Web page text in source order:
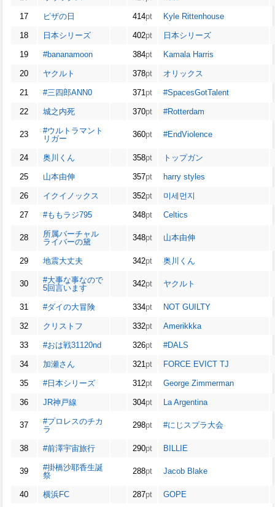
17 ピザの日 414pt Kyle Rittenhouse
18 日本シリーズ 402pt 日本シリーズ
19 #bananamoon 384pt Kamala Harris
20 ヤクルト 378pt オリックス
21 #三四郎ANN0 371pt #SpacesGotTalent
22 城之内死 370pt #Rotterdam
23
#ウルトラマント
リガー
360pt #EndViolence
24 奥川くん 358pt トップガン
25 山本由伸 357pt harry styles
26 イクイノックス 352pt 미세먼지
27 #ももラジ795 348pt Celtics
28
所属バーチャル
ライバーの黛
348pt 山本由伸
29 地震大丈夫 342pt 奥川くん
30
#大事な事なので
5回言います
342pt ヤクルト
31 #ダイの大冒険 334pt NOT GUILTY
32 クリストフ 332pt Amerikkka
33 #おは戦31120nd 326pt #DALS
34 加瀬さん 321pt FORCE EVICT TJ
35 #日本シリーズ 312pt George Zimmerman
36 JR神戸線 304pt La Argentina
37
#プロレスのチカ
ラ
298pt #にじスプラ大会
38 #前澤宇宙旅行 290pt BILLIE
39
#掛橋沙耶香生誕
祭
288pt Jacob Blake
40 横浜FC 287pt GOPE